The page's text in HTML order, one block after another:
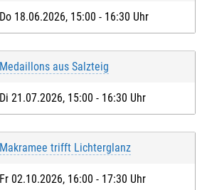
Do 18.06.2026, 15:00 - 16:30 Uhr
Medaillons aus Salzteig
Di 21.07.2026, 15:00 - 16:30 Uhr
Makramee trifft Lichterglanz
Fr 02.10.2026, 16:00 - 17:30 Uhr